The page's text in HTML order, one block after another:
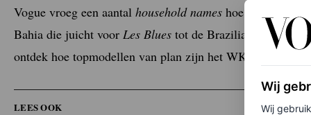
Vogue vroeg een aantal household names hoe zij dit WK
Bahia die juicht voor Les Blues tot de Braziliaanse
ontdek hoe topmodellen van plan zijn het WK 2026 te
LEES OOK
Wij
Wij